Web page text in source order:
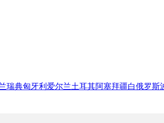
瑞典匈牙利 爱尔兰土耳其阿塞拜疆白俄罗斯